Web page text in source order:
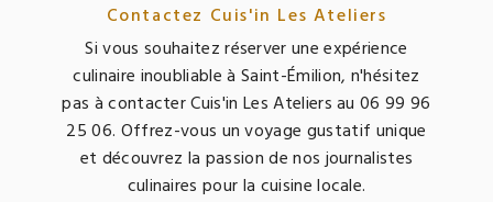
Contactez Cuis'in Les Ateliers
Si vous souhaitez réserver une expérience
culinaire inoubliable à Saint-Émilion, n'hésitez
pas à contacter Cuis'in Les Ateliers au 06 99 96
25 06. Offrez-vous un voyage gustatif unique
et découvrez la passion de nos journalistes
culinaires pour la cuisine locale.